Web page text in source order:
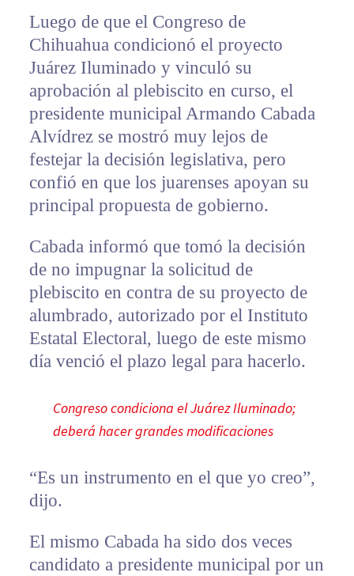
Luego de que el Congreso de
Chihuahua condicionó el proyecto
Juárez Iluminado y vinculó su
aprobación al plebiscito en curso, el
presidente municipal Armando Cabada
Alvídrez se mostró muy lejos de
festejar la decisión legislativa, pero
confió en que los juarenses apoyan su
principal propuesta de gobierno.
Cabada informó que tomó la decisión
de no impugnar la solicitud de
plebiscito en contra de su proyecto de
alumbrado, autorizado por el Instituto
Estatal Electoral, luego de este mismo
día venció el plazo legal para hacerlo.
Congreso condiciona el Juárez Iluminado;
deberá hacer grandes modificaciones
“Es un instrumento en el que yo creo”,
dijo.
El mismo Cabada ha sido dos veces
candidato a presidente municipal por un